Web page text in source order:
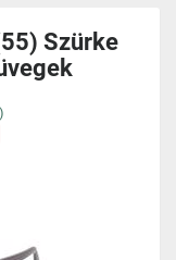
Szürke